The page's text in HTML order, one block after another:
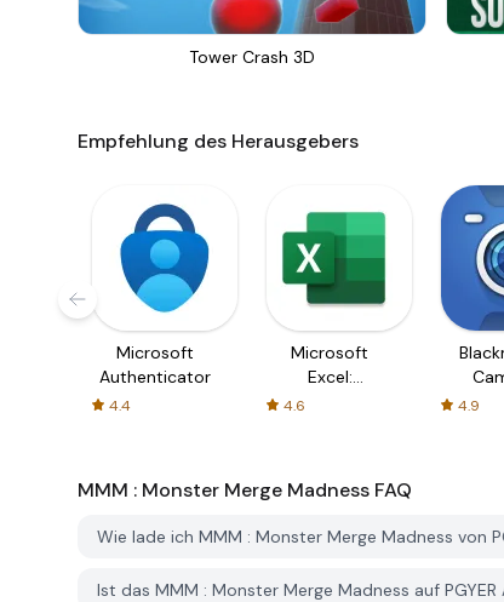
Tower Crash 3D
Empfehlung des Herausgebers
Microsoft
Authenticator
4.4
Microsoft
Excel:
Spreadsheets
4.6 4.9
MMM : Monster Merge Madness FAQ
Wie lade ich MMM : Monster Merge Madness von
Ist das MMM : Monster Merge Madness auf